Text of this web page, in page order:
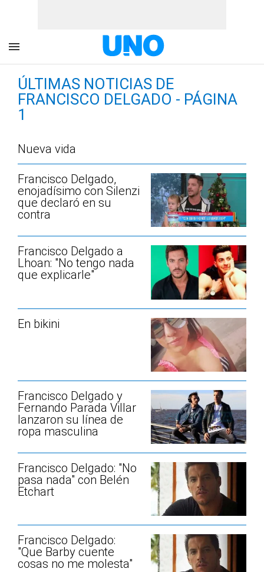
ÚLTIMAS NOTICIAS DE
FRANCISCO DELGADO - PÁGINA
1
Nueva vida
Francisco Delgado,
enojadísimo con Silenzi
que declaró en su
contra
Francisco Delgado a
Lhoan: "No tengo nada
que explicarle"
En bikini
Francisco Delgado y
Fernando Parada Villar
lanzaron su línea de
ropa masculina
Francisco Delgado: "No
pasa nada" con Belén
Etchart
Francisco Delgado:
"Que Barby cuente
cosas no me molesta"